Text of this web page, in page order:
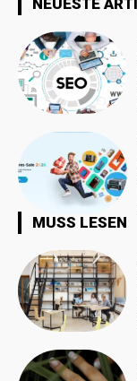
NEUESTE
MUSS LESEN